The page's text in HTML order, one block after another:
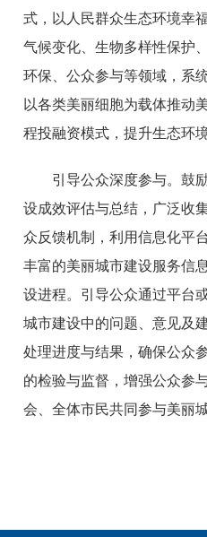
式，以人民群众生态环境幸
气候变化、生物多样性保护
环保、公众参与等领域，系
以各类美丽细胞为载体推动
程投融资模式，提升生态环
引导公众深度参与。鼓
设成效评估与总结，广泛收
众反馈机制，利用信息化平
丰富的美丽城市建设服务信
设进程。引导公众通过平台
城市建设中的问题、意见及
处理进度与结果，确保公众
的检验与监督，增强公众参
会、全体市民共同参与美丽